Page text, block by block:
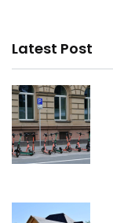
Latest Post